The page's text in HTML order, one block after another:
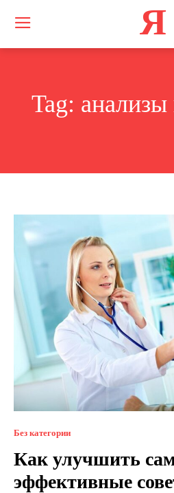
Я
Tag: анализы
Без категории
Как улучшить
эффективные